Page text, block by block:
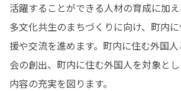
活躍することができる人材の育成に加
多文化共生のまちづくりに向け、町内
援や交流を進めます。町内に住む外国
会の創出、町内に住む外国人を対象と
内容の充実を図ります。